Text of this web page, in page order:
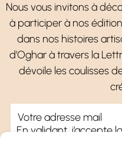
Nous vous invitons à
à participer à nos
dans nos histoires
d’Oghar à travers la
dévoile les coulisses
En validant, j’accepte la